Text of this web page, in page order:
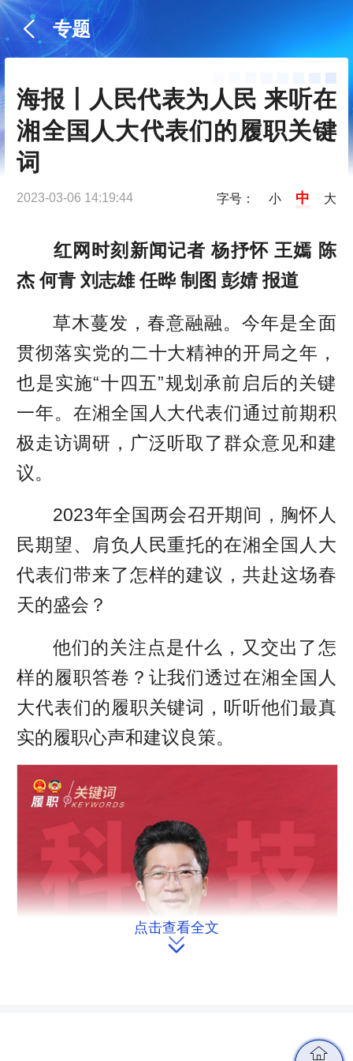
专题
海报丨人民代表为人民 来听在
湘全国人大代表们的履职关键
词
2023-03-06 14:19:44 字号： 小 中 大
红网时刻新闻记者 杨抒怀 王嫣 陈
杰 何青 刘志雄 任晔 制图 彭婧 报道
草木蔓发，春意融融。今年是全面
贯彻落实党的二十大精神的开局之年，
也是实施“十四五”规划承前启后的关键
一年。在湘全国人大代表们通过前期积
极走访调研，广泛听取了群众意见和建
议。
2023年全国两会召开期间，胸怀人
民期望、肩负人民重托的在湘全国人大
代表们带来了怎样的建议，共赴这场春
天的盛会？
他们的关注点是什么，又交出了怎
样的履职答卷？让我们透过在湘全国人
大代表们的履职关键词，听听他们最真
实的履职心声和建议良策。
点击查看全文
